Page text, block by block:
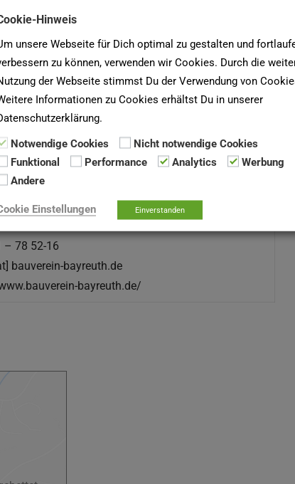
Bayreuth eG
Stadtmitte, Burg, Altstadt, Herzoghöhe,
78 52-0
– 78 52-16
bauverein-bayreuth.de
bayreuth.de/
Hinweis
unsere Webseite für Dich optimal zu gestalten und
zu können, verwenden wir Cookies. Durch die
der Webseite stimmst Du der Verwendung von
Informationen zu Cookies erhältst Du in unserer
Notwendige Cookies
Nicht notwendige Cookies
Funktional
Performance Analytics
Werbung
Andere
Einstellungen Einverstanden